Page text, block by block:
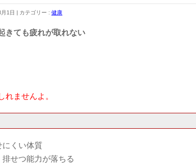
1日 カテゴリー : 健康
きても疲れが取れない
れませんよ。
くい体質
せつ能力が落ちる